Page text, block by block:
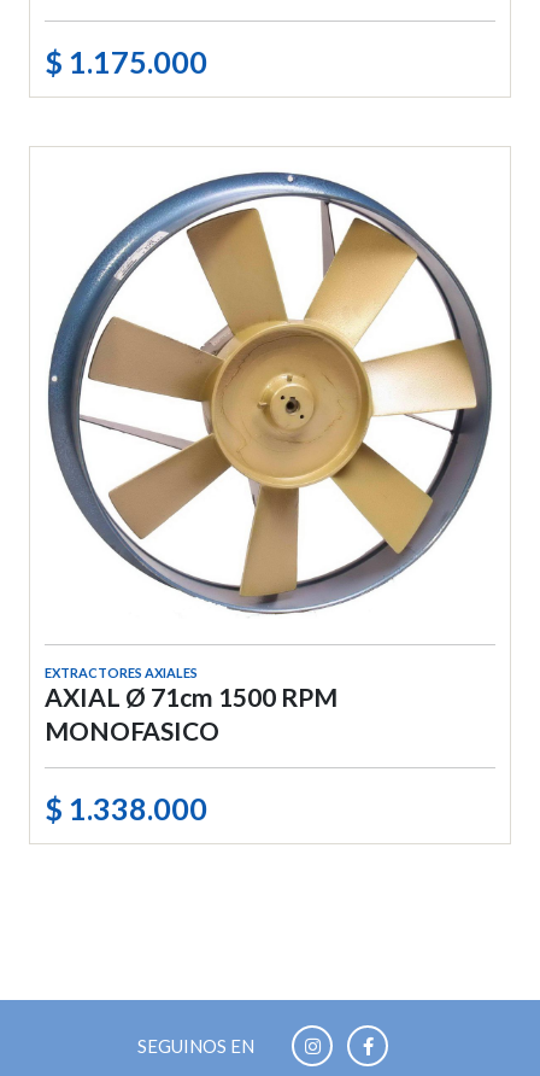
$ 1.175.000
EXTRACTORES AXIALES
AXIAL Ø 71cm 1500 RPM
MONOFASICO
$ 1.338.000
SEGUINOS EN